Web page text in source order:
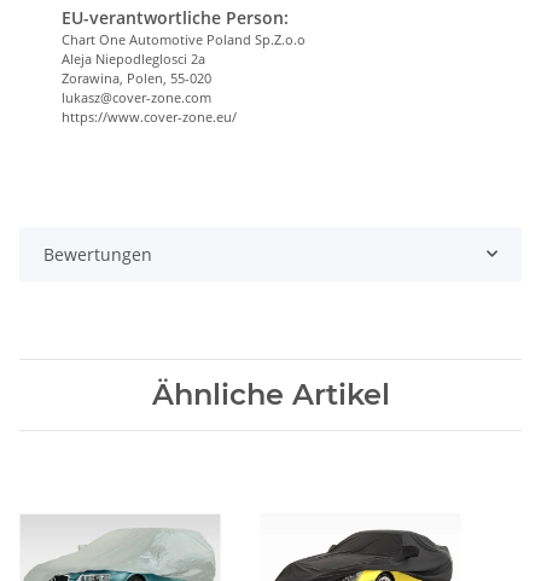
EU-verantwortliche Person:
Chart One Automotive Poland Sp.Z.o.o
Aleja Niepodleglosci 2a
Zorawina, Polen, 55-020
lukasz@cover-zone.com
https://www.cover-zone.eu/
Bewertungen
Ähnliche Artikel